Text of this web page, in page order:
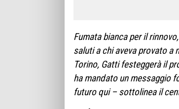
Fumata bianca per il
saluti a chi aveva provato a
Torino, Gatti festeggerà il
ha mandato un messaggio
futuro qui – sottolinea il